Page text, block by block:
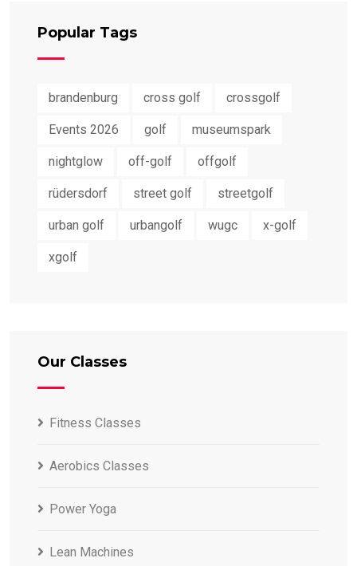
Popular Tags
brandenburg cross golf crossgolf
Events 2026 golf museumspark
nightglow off-golf offgolf
rüdersdorf street golf streetgolf
urban golf urbangolf wugc x-golf
xgolf
Our Classes
Fitness Classes
Aerobics Classes
Power Yoga
Lean Machines